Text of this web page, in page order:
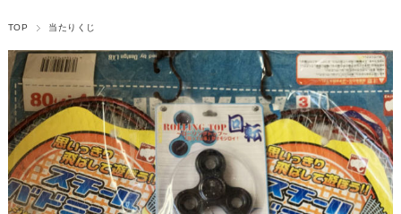
TOP 当たりくじ